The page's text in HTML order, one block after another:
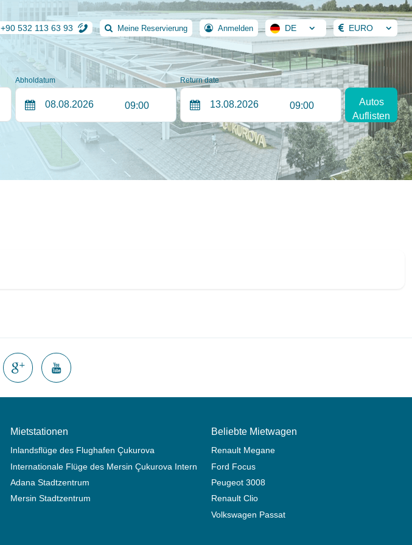
Meine Reservierung Anmelden DE EURO
+90 532 113 63 93
Abholdatum
09:00
Return date
09:00
Autos
Auflisten
Mietstationen
Inlandsflüge des Flughafen Çukurova
Internationale Flüge des Mersin Çukurova International Airport
Adana Stadtzentrum
Mersin Stadtzentrum
Beliebte Mietwagen
Renault Megane
Ford Focus
Peugeot 3008
Renault Clio
Volkswagen Passat